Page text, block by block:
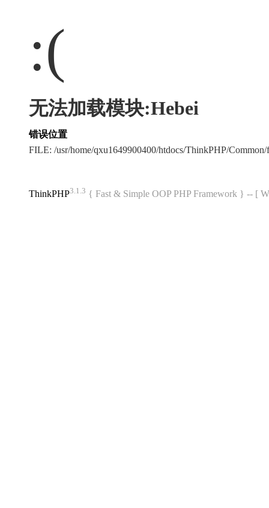
:(
无法加载模块:Hebei
错误位置
FILE: /usr/home/qxu1649900400/htdocs/ThinkPHP/
ThinkPHP3.1.3 { Fast & Simple OOP PHP Framework } -- [